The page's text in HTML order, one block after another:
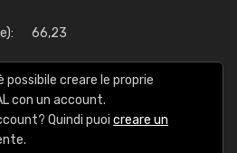
66,23
possibile creare le proprie
con un account.
Quindi puoi creare un